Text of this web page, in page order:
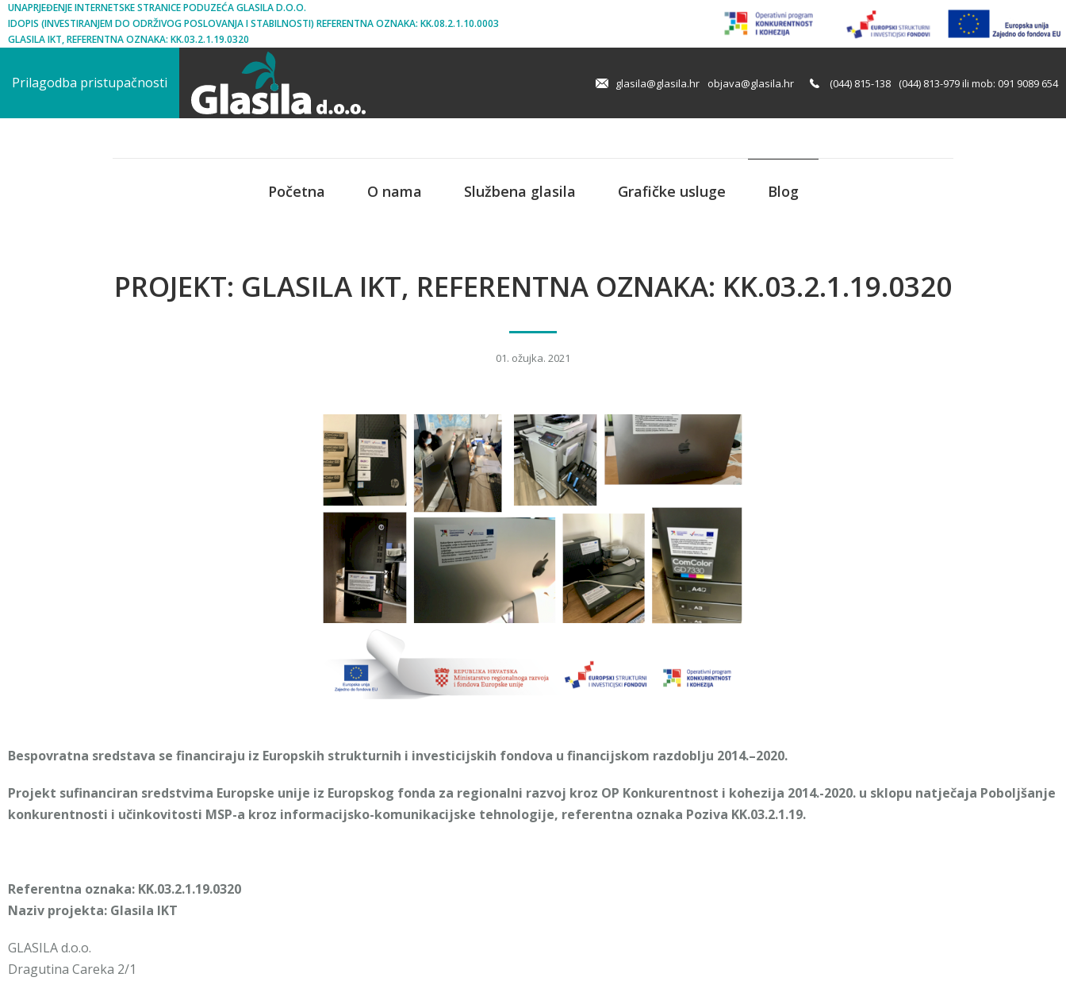
UNAPRJEĐENJE INTERNETSKE STRANICE PODUZEĆA GLASILA D.O.O.
IDOPIS (INVESTIRANJEM DO ODRŽIVOG POSLOVANJA I STABILNOSTI) REFERENTNA OZNAKA: KK.08.2.1.10.0003
GLASILA IKT, REFERENTNA OZNAKA: KK.03.2.1.19.0320
Prilagodba pristupačnosti glasila@glasila.hr objava@glasila.hr (044) 815-138 (044) 813-979 ili mob: 091 9089 654
Početna O nama Službena glasila Grafičke usluge Blog
PROJEKT: GLASILA IKT, REFERENTNA OZNAKA: KK.03.2.1.19.0320
01. ožujka. 2021
Bespovratna sredstava se financiraju iz Europskih strukturnih i investicijskih fondova u financijskom razdoblju 2014.–2020.
Projekt sufinanciran sredstvima Europske unije iz Europskog fonda za regionalni razvoj kroz OP Konkurentnost i kohezija 2014.-2020. u sklopu natječaja Poboljšanje
konkurentnosti i učinkovitosti MSP-a kroz informacijsko-komunikacijske tehnologije, referentna oznaka Poziva KK.03.2.1.19.
Referentna oznaka: KK.03.2.1.19.0320
Naziv projekta: Glasila IKT
GLASILA d.o.o.
Dragutina Careka 2/1